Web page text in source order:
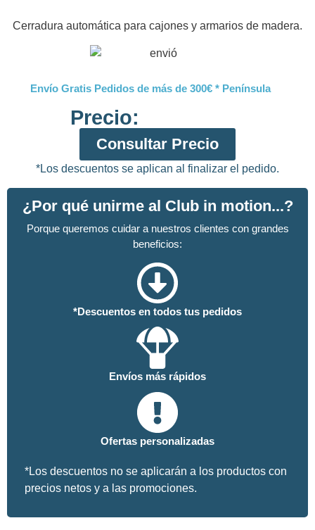
Cerradura automática para cajones y armarios de madera.
Envío Gratis Pedidos de más de 300€ * Península
Precio:
Consultar Precio
*Los descuentos se aplican al finalizar el pedido.
¿Por qué unirme al Club in motion...?
Porque queremos cuidar a nuestros clientes con grandes
beneficios:
*Descuentos en todos tus pedidos
Envíos más rápidos
Ofertas personalizadas
*Los descuentos no se aplicarán a los productos con
precios netos y a las promociones.